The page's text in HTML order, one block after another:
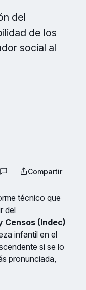
del
de los
social al
Compartir
técnico que
del
Censos (Indec)
infantil en el
si se lo
pronunciada,